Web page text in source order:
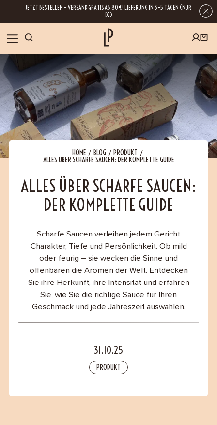
JETZT BESTELLEN – VERSAND GRATIS AB 80 €! LIEFERUNG IN 3–5 TAGEN (NUR
DE)
SHOP
GESCHENKE
BLOG
REZEPTE
BESUCHEN
ÜBER UNS
Contact
HOME BLOG PRODUKT
ALLES ÜBER SCHARFE SAUCEN: DER KOMPLETTE GUIDE
ALLES ÜBER SCHARFE SAUCEN:
DER KOMPLETTE GUIDE
Scharfe Saucen verleihen jedem Gericht
Charakter, Tiefe und Persönlichkeit. Ob mild
oder feurig – sie wecken die Sinne und
offenbaren die Aromen der Welt. Entdecken
Sie ihre Herkunft, ihre Intensität und erfahren
Sie, wie Sie die richtige Sauce für Ihren
Geschmack und jede Jahreszeit auswählen.
31.10.25
PRODUKT
Wenn Sie Ihre E-Mail-Adresse hinterlassen, erhalten Sie Zugang zu unseren
Newslettern, die reich an Tipps, Inspirationen und Informationen über unsere
neuesten Entwicklungen sind. Selbstverständlich ist eine Abmeldung
jederzeit möglich.